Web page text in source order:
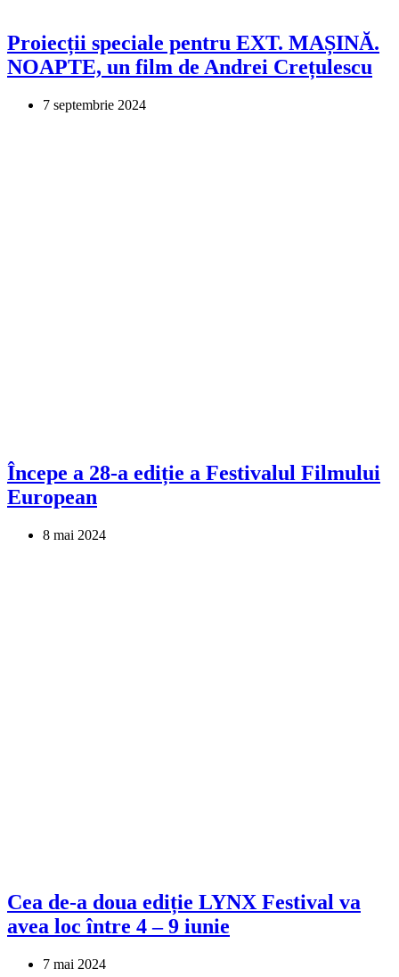
Proiecții speciale pentru EXT. MAȘINĂ.
NOAPTE, un film de Andrei Crețulescu
7 septembrie 2024
Începe a 28-a ediție a Festivalul Filmului
European
8 mai 2024
Cea de-a doua ediție LYNX Festival va
avea loc între 4 – 9 iunie
7 mai 2024